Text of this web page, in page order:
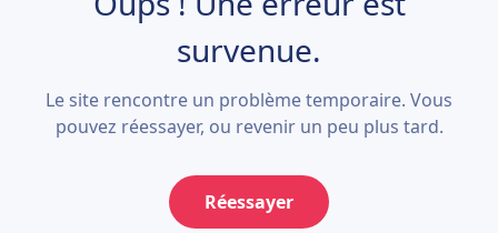
survenue.
Le site rencontre un problème temporaire. Vous
pouvez réessayer, ou revenir un peu plus tard.
Réessayer